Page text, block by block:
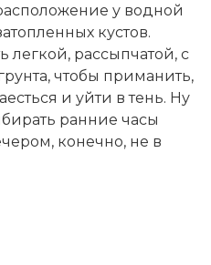
у водной
кустов.
рассыпчатой, с
чтобы приманить,
и уйти в тень. Ну
ранние часы
конечно, не в